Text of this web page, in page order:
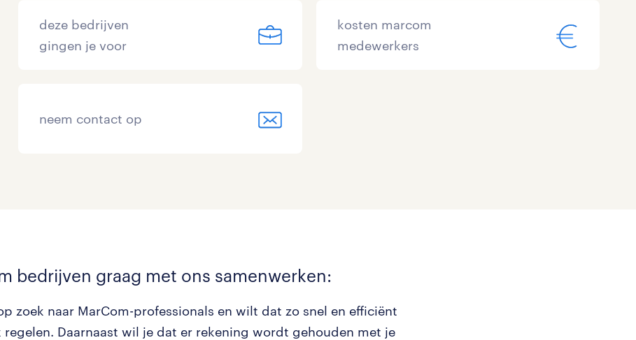
deze bedrijven
gingen je voor
kosten marcom
medewerkers
neem contact op
bedrijven graag met ons samenwerken:
zoek naar MarCom-professionals en wilt dat zo snel en efficiënt
regelen. Daarnaast wil je dat er rekening wordt gehouden met je